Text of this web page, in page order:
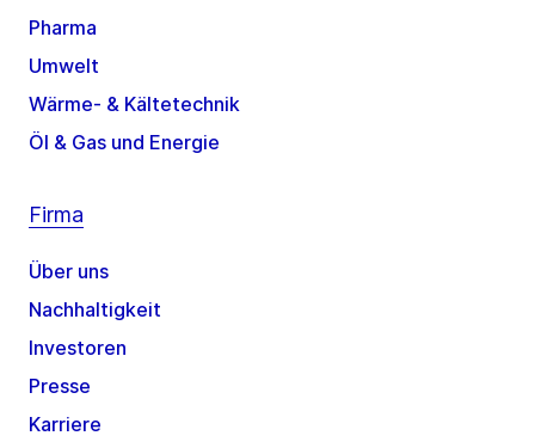
Pharma
Umwelt
Wärme- & Kältetechnik
Öl & Gas und Energie
Firma
Über uns
Nachhaltigkeit
Investoren
Presse
Karriere